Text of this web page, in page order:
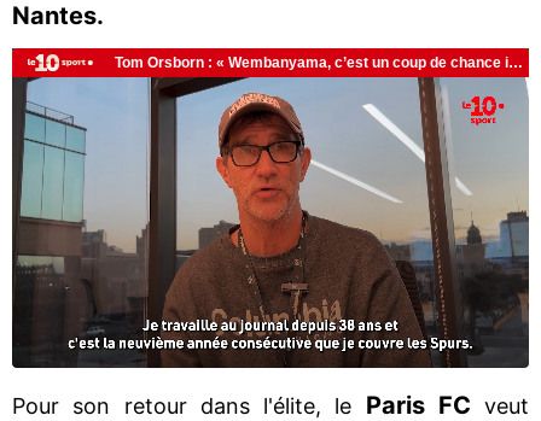
Nantes.
Pour son retour dans l'élite, le Paris FC veut